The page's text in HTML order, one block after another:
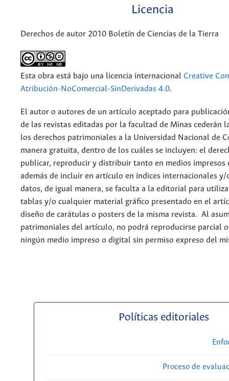
Licencia
Derechos de autor 2010 Boletín de Ciencias de la Tierra
Esta obra está bajo una licencia internacional Creative
Atribución-NoComercial-SinDerivadas 4.0.
El autor o autores de un artículo aceptado para
de las revistas editadas por la facultad de Minas cederán
los derechos patrimoniales a la Universidad Nacional de
manera gratuita, dentro de los cuáles se incluyen: el
publicar, reproducir y distribuir tanto en medios impresos
además de incluir en artículo en índices internacionales y/
datos, de igual manera, se faculta a la editorial para
tablas y/o cualquier material gráfico presentado en el
diseño de carátulas o posters de la misma revista. Al
patrimoniales del artículo, no podrá reproducirse parcial
ningún medio impreso o digital sin permiso expreso del
Políticas editoriales
Proceso de